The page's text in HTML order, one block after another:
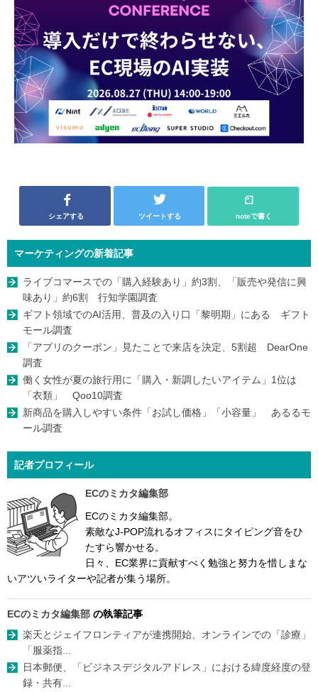
シェアする ツイートする noteで書く
マーケティングの新着記事
ライブコマースでの「購入経験あり」約3割、「販売や発信に興
味あり」約6割 行知学園調査
ギフト領域でのAI活用、普及の入り口「黎明期」にある ギフト
モール調査
「アプリのクーポン」見たことで来店を決定、5割超 DearOne
調査
働く女性が夏の旅行用に「購入・新調したいアイテム」1位は
「衣類」 Qoo10調査
新商品を購入しやすい条件「お試し価格」「小容量」 あるるモ
ール調査
記者プロフィール
ECのミカタ編集部
ECのミカタ編集部。
素敵なJ-POP流れるオフィスにタイピング音をひ
たすら響かせる。
日々、EC業界に貢献すべく勉強と努力を惜しまな
いアツいライターや記者が集う場所。
ECのミカタ編集部 の執筆記事
楽天とジェイフロンティアが連携開始、オンラインでの「診療」
「服薬指...
日本郵便、「ビジネスデジタルアドレス」における緯度経度の登
録・共有...